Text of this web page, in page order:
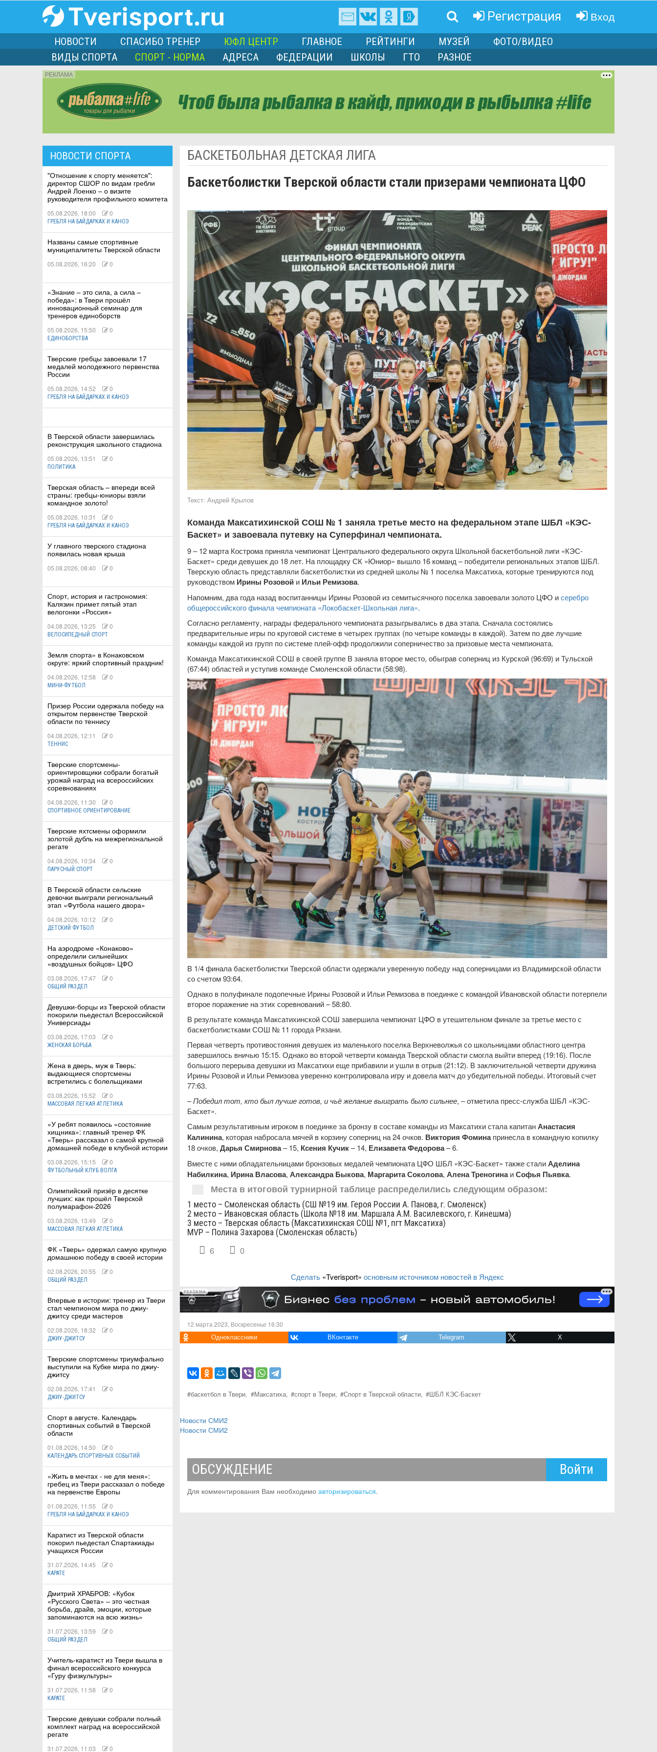
Регистрация Вход
НОВОСТИ СПАСИБО ТРЕНЕР ЮФЛ ЦЕНТР ГЛАВНОЕ РЕЙТИНГИ МУЗЕЙ
ФОТО/ВИДЕО
ВИДЫ СПОРТА
СПОРТ - НОРМА АДРЕСА ФЕДЕРАЦИИ ШКОЛЫ ГТО РАЗНОЕ
РЕКЛАМА
НОВОСТИ СПОРТА
"Отношение к спорту меняется":
директор СШОР по видам гребли
Андрей Лоенко – о визите
руководителя профильного комитета
05.08.2026, 18:00 0
ГРЕБЛЯ НА БАЙДАРКАХ И КАНОЭ
Названы самые спортивные
муниципалитеты Тверской области
05.08.2026, 16:20 0
«Знание – это сила, а сила –
победа»: в Твери прошёл
инновационный семинар для
тренеров единоборств
05.08.2026, 15:50 0
ЕДИНОБОРСТВА
Тверские гребцы завоевали 17
медалей молодежного первенства
России
05.08.2026, 14:52 0
ГРЕБЛЯ НА БАЙДАРКАХ И КАНОЭ
В Тверской области завершилась
реконструкция школьного стадиона
05.08.2026, 13:51 0
ПОЛИТИКА
Тверская область – впереди всей
страны: гребцы-юниоры взяли
командное золото!
05.08.2026, 10:31 0
ГРЕБЛЯ НА БАЙДАРКАХ И КАНОЭ
У главного тверского стадиона
появилась новая крыша
05.08.2026, 08:40 0
Спорт, история и гастрономия:
Калязин примет пятый этап
велогонки «Россия»
04.08.2026, 13:25 0
ВЕЛОСИПЕДНЫЙ СПОРТ
Земля спорта» в Конаковском
округе: яркий спортивный праздник!
04.08.2026, 12:58 0
МИНИ-ФУТБОЛ
Призер России одержала победу на
открытом первенстве Тверской
области по теннису
04.08.2026, 12:11 0
ТЕННИС
Тверские спортсмены-
ориентировщики собрали богатый
урожай наград на всероссийских
соревнованиях
04.08.2026, 11:30 0
СПОРТИВНОЕ ОРИЕНТИРОВАНИЕ
Тверские яхтсмены оформили
золотой дубль на межрегиональной
регате
04.08.2026, 10:34 0
ПАРУСНЫЙ СПОРТ
В Тверской области сельские
девочки выиграли региональный
этап «Футбола нашего двора»
04.08.2026, 10:12 0
ДЕТСКИЙ ФУТБОЛ
На аэродроме «Конаково»
определили сильнейших
«воздушных бойцов» ЦФО
03.08.2026, 17:47 0
ОБЩИЙ РАЗДЕЛ
Девушки-борцы из Тверской области
покорили пьедестал Всероссийской
Универсиады
03.08.2026, 17:03 0
ЖЕНСКАЯ БОРЬБА
Жена в дверь, муж в Тверь:
выдающиеся спортсмены
встретились с болельщиками
03.08.2026, 15:52 0
МАССОВАЯ ЛЕГКАЯ АТЛЕТИКА
«У ребят появилось «состояние
хищника»: главный тренер ФК
«Тверь» рассказал о самой крупной
домашней победе в клубной истории
03.08.2026, 15:15 0
ФУТБОЛЬНЫЙ КЛУБ ВОЛГА
Олимпийский призёр в десятке
лучших: как прошёл Тверской
полумарафон-2026
03.08.2026, 13:49 0
МАССОВАЯ ЛЕГКАЯ АТЛЕТИКА
ФК «Тверь» одержал самую крупную
домашнюю победу в своей истории
02.08.2026, 20:55 0
ОБЩИЙ РАЗДЕЛ
Впервые в истории: тренер из Твери
стал чемпионом мира по джиу-
джитсу среди мастеров
02.08.2026, 18:32 0
ДЖИУ-ДЖИТСУ
Тверские спортсмены триумфально
выступили на Кубке мира по джиу-
джитсу
02.08.2026, 17:41 0
ДЖИУ-ДЖИТСУ
Спорт в августе. Календарь
спортивных событий в Тверской
области
01.08.2026, 14:50 0
КАЛЕНДАРЬ СПОРТИВНЫХ СОБЫТИЙ
«Жить в мечтах - не для меня»:
гребец из Твери рассказал о победе
на первенстве Европы
01.08.2026, 11:55 0
ГРЕБЛЯ НА БАЙДАРКАХ И КАНОЭ
Каратист из Тверской области
покорил пьедестал Спартакиады
учащихся России
31.07.2026, 14:45 0
КАРАТЕ
Дмитрий ХРАБРОВ: «Кубок
«Русского Света» – это честная
борьба, драйв, эмоции, которые
запоминаются на всю жизнь»
31.07.2026, 13:59 0
ОБЩИЙ РАЗДЕЛ
Учитель‑каратист из Твери вышла в
финал всероссийского конкурса
«Гуру физкультуры»
31.07.2026, 11:58 0
КАРАТЕ
Тверские девушки собрали полный
комплект наград на всероссийской
регате
31.07.2026, 11:03 0
БАСКЕТБОЛЬНАЯ ДЕТСКАЯ ЛИГА
Баскетболистки Тверской области стали призерами чемпионата ЦФО
Текст:Андрей Крылов
Команда Максатихинской СОШ № 1 заняла третье место на федеральном этапе ШБЛ «КЭС-
Баскет» и завоевала путевку на Суперфинал чемпионата.
9 – 12 марта Кострома приняла чемпионат Центрального федерального округа Школьной баскетбольной лиги «КЭС-
Баскет» среди девушек до 18 лет. На площадку СК «Юниор» вышло 16 команд – победители региональных этапов ШБЛ.
Тверскую область представляли баскетболистки из средней школы № 1 поселка Максатиха, которые тренируются под
руководством Ирины Розовой и Ильи Ремизова.
Напомним, два года назад воспитанницы Ирины Розовой из семитысячного поселка завоевали золото ЦФО исеребро
общероссийского финала чемпионата «Локобаскет-Школьная лига».
Согласно регламенту, награды федерального чемпионата разыгрывались в два этапа. Сначала состоялись
предварительные игры по круговой системе в четырех группах (по четыре команды в каждой). Затем по две лучшие
команды каждой из групп по системе плей-офф продолжили соперничество за призовые места чемпионата.
Команда Максатихинской СОШ в своей группе В заняла второе место, обыграв соперниц из Курской (96:69) и Тульской
(67:44) областей и уступив команде Смоленской области (58:98).
В 1/4 финала баскетболистки Тверской области одержали уверенную победу над соперницами из Владимирской области
со счетом 93:64.
Однако в полуфинале подопечные Ирины Розовой и Ильи Ремизова в поединке с командой Ивановской области потерпели
второе поражение на этих соревнований – 58:80.
В результате команда Максатихинской СОШ завершила чемпионат ЦФО в утешительном финале за третье место с
баскетболистками СОШ № 11 города Рязани.
Первая четверть противостояния девушек из маленького поселка Верхневолжья со школьницами областного центра
завершилось вничью 15:15. Однако во второй четверти команда Тверской области смогла выйти вперед (19:16). После
большого перерыва девушки из Максатихи еще прибавили и ушли в отрыв (21:12). В заключительной четверти дружина
Ирины Розовой и Ильи Ремизова уверенно контролировала игру и довела матч до убедительной победы. Итоговый счет
77:63.
–Победил тот, кто был лучше готов, и чьё желание выиграть было сильнее, – отметила пресс-служба ШБЛ «КЭС-
Баскет».
Самым результативным игроком в поединке за бронзу в составе команды из Максатихи стала капитанАнастасия
Калинина, которая набросала мячей в корзину соперниц на 24 очков. Виктория Фоминапринесла в командную копилку
18 очков,Дарья Смирнова– 15, Ксения Кучик– 14, Елизавета Федорова– 6.
Вместе с ними обладательницами бронзовых медалей чемпионата ЦФО ШБЛ «КЭС-Баскет» также сталиАделина
Набилкина, Ирина Власова,Александра Быкова, Маргарита Соколова,Алена ТреногинаиСофья Пьявка.
Места в итоговой турнирной таблице распределились следующим образом:
1 место – Смоленская область (СШ №19 им. Героя России А. Панова, г. Смоленск)
2 место – Ивановская область (Школа №18 им. Маршала А.М. Василевского, г. Кинешма)
3 место – Тверская область (Максатихинская СОШ №1, пгт Максатиха)
MVP – Полина Захарова (Смоленская область)
6 0
Сделать «Tverisport» основным источником новостей в Яндекс
РЕКЛАМА
12 марта 2023, Воскресенье 16:30
Одноклассники ВКонтакте Telegram X
#баскетбол в Твери, #Максатиха, #спорт в Твери, #Спорт в Тверской области, #ШБЛ КЭС-Баскет
Новости СМИ2
Новости СМИ2
ОБСУЖДЕНИЕ Войти
Для комментирования Вам необходимоавторизироваться.